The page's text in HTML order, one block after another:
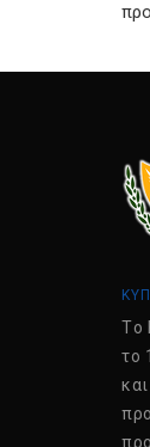
Tο
το